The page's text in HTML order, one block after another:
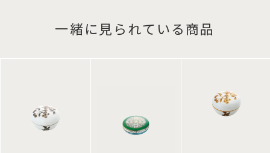
一緒に見られている商品